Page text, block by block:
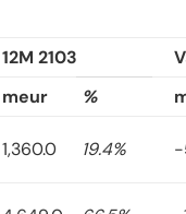
12M 2103
meur %
1,360.0 19.4% -